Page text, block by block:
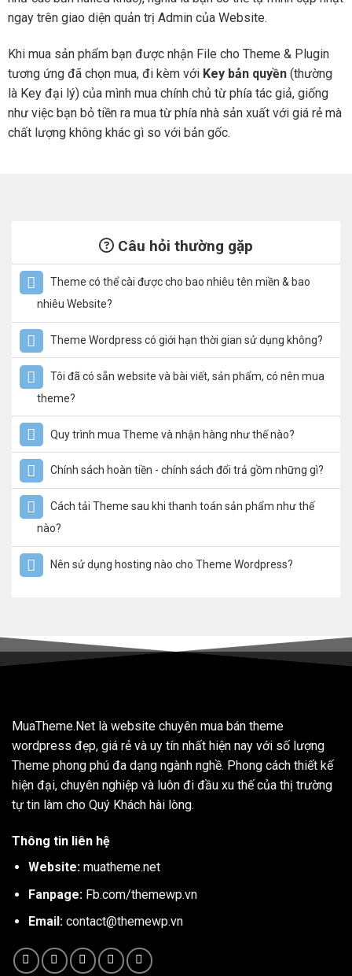
ngay trên giao diện quản trị Admin của Website.
Khi mua sản phẩm bạn được nhận File cho Theme & Plugin
tương ứng đã chọn mua, đi kèm với Key bản quyền (thường
là Key đại lý) của mình mua chính chủ từ phía tác giả, giống
như việc bạn bỏ tiền ra mua từ phía nhà sản xuất với giá rẻ mà
chất lượng không khác gì so với bản gốc.
Câu hỏi thường gặp
Theme có thể cài được cho bao nhiêu tên miền & bao
nhiêu Website?
Theme Wordpress có giới hạn thời gian sử dụng không?
Tôi đã có sẵn website và bài viết, sản phẩm, có nên mua
theme?
Quy trình mua Theme và nhận hàng như thế nào?
Chính sách hoàn tiền - chính sách đổi trả gồm những gì?
Cách tải Theme sau khi thanh toán sản phẩm như thế
nào?
Nên sử dụng hosting nào cho Theme Wordpress?
MuaTheme.Net là website chuyên mua bán theme
wordpress đẹp, giá rẻ và uy tín nhất hiện nay với số lượng
Theme phong phú đa dạng ngành nghề. Phong cách thiết kế
hiện đại, chuyên nghiệp và luôn đi đầu xu thế của thị trường
tự tin làm cho Quý Khách hài lòng.
Thông tin liên hệ
Website: muatheme.net
Fanpage: Fb.com/themewp.vn
Email: contact@themewp.vn